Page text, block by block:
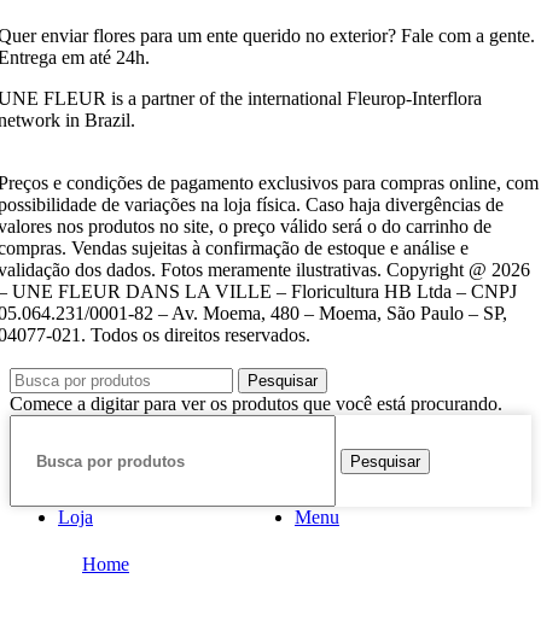
enviar flores para um ente querido no exterior? Fale com a gente.
em até 24h.
FLEUR is a partner of the international Fleurop-Interflora
in Brazil.
e condições de pagamento exclusivos para compras online, com
de variações na loja física. Caso haja divergências de
nos produtos no site, o preço válido será o do carrinho de
Vendas sujeitas à confirmação de estoque e análise e
dos dados. Fotos meramente ilustrativas. Copyright @ 2026
UNE FLEUR DANS LA VILLE – Floricultura HB Ltda – CNPJ
0001-82 – Av. Moema, 480 – Moema, São Paulo – SP,
021. Todos os direitos reservados.
Pesquisar
Comece a digitar para ver os produtos que você está procurando.
Pesquisar
Loja Menu
Home